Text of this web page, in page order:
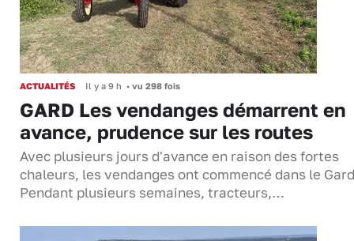
ACTUALITÉS Il y a 9 h • vu 298 fois
GARD Les vendanges démarrent en
avance, prudence sur les routes
Avec plusieurs jours d'avance en raison des fortes
chaleurs, les vendanges ont commencé dans le
Pendant plusieurs semaines, tracteurs,…